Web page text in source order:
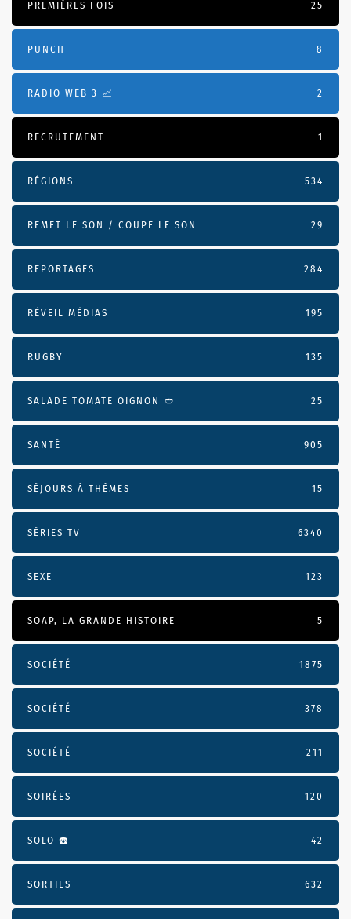
PREMIÈRES FOIS 25
PUNCH 8
RADIO WEB 3 📈 2
RECRUTEMENT 1
RÉGIONS 534
REMET LE SON / COUPE LE SON 29
REPORTAGES 284
RÉVEIL MÉDIAS 195
RUGBY 135
SALADE TOMATE OIGNON 🥙 25
SANTÉ 905
SÉJOURS À THÈMES 15
SÉRIES TV 6340
SEXE 123
SOAP, LA GRANDE HISTOIRE 5
SOCIÉTÉ 1875
SOCIÉTÉ 378
SOCIÉTÉ 211
SOIRÉES 120
SOLO ☎️ 42
SORTIES 632